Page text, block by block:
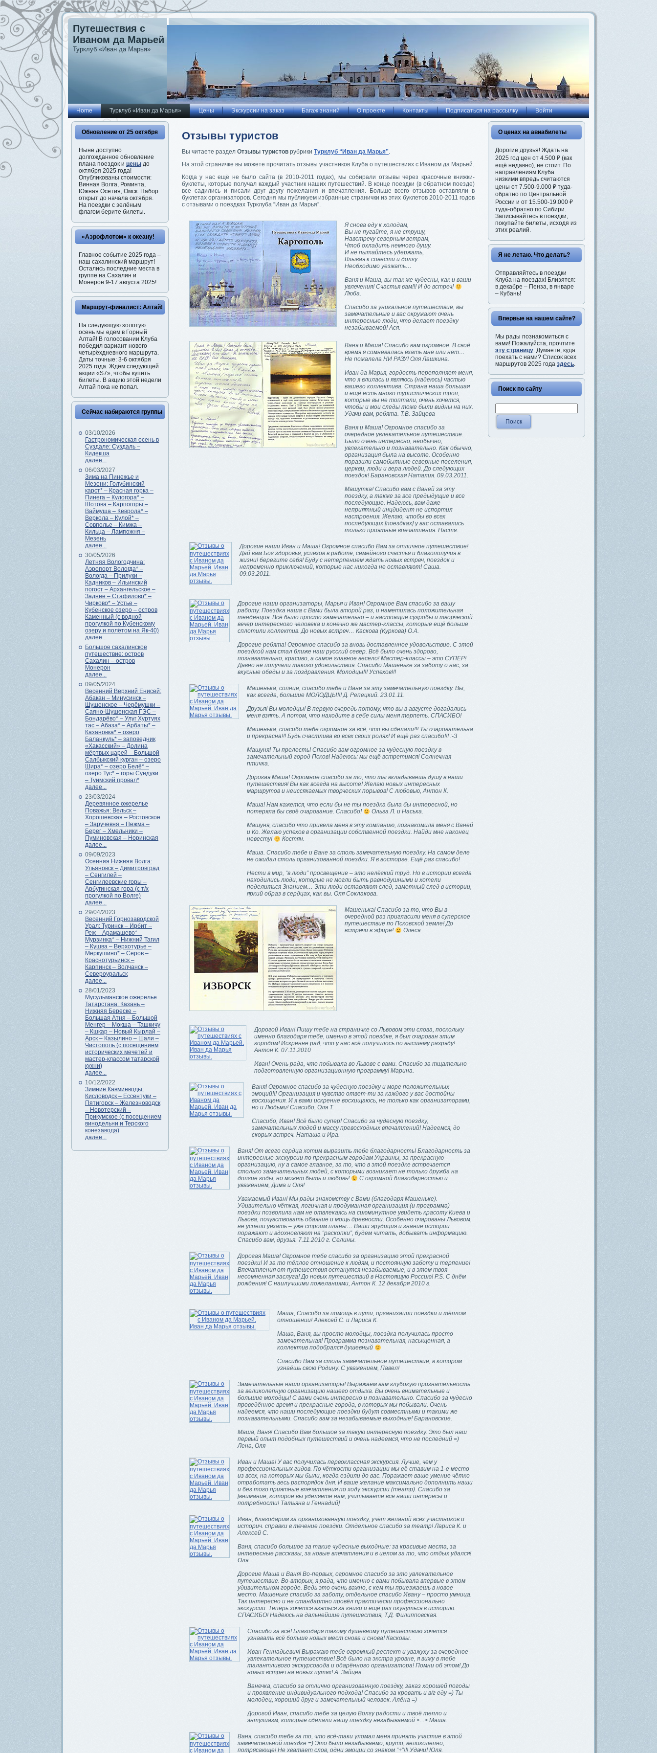
Путешествия с
Иваном да Марьей
Турклуб «Иван да Марья»
Home Турклуб «Иван да Марья» Цены Экскурсии на заказ Багаж знаний О проекте Контакты Подписаться на рассылку Войти
Обновление от 25 октября
Ныне доступно
долгожданное обновление
плана поездок и цены до
октября 2025 года!
Опубликованы стоимости:
Винная Волга, Роминта,
Южная Осетия, Омск. Набор
открыт до начала октября.
На поездки с зелёным
флагом берите билеты.
«Аэрофлотом» к океану!
Главное событие 2025 года –
наш сахалинский маршрут!
Остались последние места в
группе на Сахалин и
Монерон 9-17 августа 2025!
Маршрут-финалист: Алтай!
На следующую золотую
осень мы едем в Горный
Алтай! В голосовании Клуба
победил вариант нового
четырёхдневного маршрута.
Даты точные: 3-6 октября
2025 года. Ждём следующей
акции «S7», чтобы купить
билеты. В акцию этой недели
Алтай пока не попал.
Сейчас набираются группы
03/10/2026
Гастрономическая осень в
Суздале: Суздаль –
Кидекша
далее...
06/03/2027
Зима на Пинежье и
Мезени: Голубинский
карст* – Красная горка –
Пинега – Кулогора* –
Шотова – Карпогоры –
Ваймуша – Кеврола* –
Веркола – Кулой* –
Совполье – Кимжа –
Кильца – Лампожня –
Мезень
далее...
30/05/2026
Летняя Вологодчина:
Аэропорт Вологда* –
Вологда – Прилуки –
Кадников – Ильинский
погост – Архангельское –
Заднее – Стафилово* –
Чирково* – Устье –
Кубенское озеро – остров
Каменный (с водной
прогулкой по Кубенскому
озеру и полётом на Як-40)
далее...
Большое сахалинское
путешествие: остров
Сахалин – остров
Монерон
далее...
09/05/2024
Весенний Верхний Енисей:
Абакан – Минусинск –
Шушенское – Черёмушки –
Саяно-Шушенская ГЭС –
Бондарёво* – Улуг Хуртуях
тас – Абаза* – Арбаты* –
Казановка* – озеро
Баланкуль* – заповедник
«Хакасский» – Долина
мёртвых царей – Большой
Салбыкский курган – озеро
Шира* – озеро Белё* –
озеро Тус* – горы Сундуки
– Туимский провал*
далее...
23/03/2024
Деревянное ожерелье
Поважья: Вельск –
Хорошевская – Ростовское
– Заручевня – Пежма –
Берег – Хмельники –
Пуминовская – Норинская
далее...
09/09/2023
Осенняя Нижняя Волга:
Ульяновск – Димитровград
– Сенгилей –
Сенгилеевские горы –
Арбугинская гора (с т/х
прогулкой по Волге)
далее...
29/04/2023
Весенний Горнозаводской
Урал: Туринск – Ирбит –
Реж – Арамашево* –
Мурзинка* – Нижний Тагил
– Кушва – Верхотурье –
Меркушино* – Серов –
Краснотурьинск –
Карпинск – Волчанск –
Североуральск
далее...
28/01/2023
Мусульманское ожерелье
Татарстана: Казань –
Нижняя Береске –
Большая Атня – Большой
Менгер – Мокша – Ташкичу
– Кшкар – Новый Кырлай –
Арск – Казылино – Шали –
Чистополь (с посещением
исторических мечетей и
мастер-классом татарской
кухни)
далее...
10/12/2022
Зимние Кавминводы:
Кисловодск – Ессентуки –
Пятигорск – Железноводск
– Новотерский –
Прикумское (с посещением
винодельни и Терского
конезавода)
далее...
Отзывы туристов
Вы читаете раздел Отзывы туристов рубрики Турклуб “Иван да Марья”.
На этой страничке вы можете прочитать отзывы участников Клуба о путешествиях с Иваном да Марьей.
Когда у нас ещё не было сайта (в 2010-2011 годах), мы собирали отзывы через красочные книжки-
буклеты, которые получал каждый участник наших путешествий. В конце поездки (в обратном поезде)
все садились и писали друг другу пожелания и впечатления. Больше всего отзывов оставляли в
буклетах организаторов. Сегодня мы публикуем избранные странички из этих буклетов 2010-2011 годов
с отзывами о поездках Турклуба “Иван да Марья”.
Я снова еду к холодам,
Вы не пугайте, я не струшу,
Навстречу северным ветрам,
Чтоб охладить немного душу.
И не пытайтесь удержать,
Взывая к совести и долгу:
Необходимо уезжать…
Ваня и Маша, вы так же чудесны, как и ваши
увлечения! Счастья вам!!! И до встреч!
Люба.
Спасибо за уникальное путешествие, вы
замечательные и вас окружают очень
интересные люди, что делает поездку
незабываемой! Ася.
Ваня и Маша! Спасибо вам огромное. В своё
время я сомневалась ехать мне или нет…
Не пожалела НИ РАЗУ! Оля Лашкина.
Иван да Марья, гордость переполняет меня,
что я влилась и являюсь (надеюсь) частью
вашего коллектива. Страна наша большая
и ещё есть много туристических троп,
которые вы не топтали, очень хочется,
чтобы и мои следы тоже были видны на них.
Удачи вам, ребята. Т.В. Зайцева
Ваня и Маша! Огромное спасибо за
очередное увлекательное путешествие.
Было очень интересно, необычно,
увлекательно и познавательно. Как обычно,
организация была на высоте. Особенно
поразили самобытные северные поселения,
церкви, люди и вера людей. До следующих
поездок! Барановская Наталия. 09.03.2011.
Машутка! Спасибо вам с Ваней за эту
поездку, а также за все предыдущие и все
последующие. Надеюсь, вам даже
неприятный инцдидент не испортил
настроения. Желаю, чтобы во всех
последующих [поездках] у вас оставались
только приятные впечатления. Настя.
Дорогие наши Иван и Маша! Огромное спасибо Вам за отличное путешествие!
Дай вам Бог здоровья, успехов в работе, семейного счастья и благополучия в
жизни! берегите себя! Буду с нетерпением ждать новых встреч, поездок и
непременно приключений, которые нас никогда не оставляют! Саша.
09.03.2011.
Дорогие наши организаторы, Марья и Иван! Огромное Вам спасибо за вашу
работу. Поездка наша с Вами была второй раз, и наметилась положительная
тенденция. Всё было просто замечательно – и настоящие сугробы и творческий
вечер интересного человека и конечно же мастер-классы, которые ещё больше
сплотили коллектив. До новых встреч… Каскова (Куркова) О.А.
Дорогие ребята! Огромное спасибо за вновь доставленное удовольствие. С этой
поездкой нам стал ближе наш русский север. Всё было очень здорово,
познавательно, красиво, а самое главное весело! Мастер-классы – это СУПЕР!
Давно не получали такого удовольствия. Спасибо Машеньке за заботу о нас, за
вкусные обеды и за поздравления. Молодцы!!! Успехов!!!
Машенька, солнце, спасибо тебе и Ване за эту замечательную поездку. Вы,
как всегда, большие МОЛОДЦЫ!!! Д. Репецкий. 23.01.11.
Друзья! Вы молодцы! В первую очередь потому, что вы в августе догадались
меня взять. А потом, что находите в себе силы меня терпеть. СПАСИБО!
Машенька, спасибо тебе огромное за всё, что вы сделали!!! Ты очаровательна
и прекрасна!!! Будь счастлива во всех своих ролях! И ещё раз спасибо!!! :-З
Машуня! Ты прелесть! Спасибо вам огромное за чудесную поездку в
замечательный город Псков! Надеюсь: мы ещё встретимся! Солнечная
птичка.
Дорогая Маша! Огромное спасибо за то, что ты вкладываешь душу в наши
путешествия! Вы как всегда на высоте! Желаю новых интересных
маршрутов и неиссякаемых творческих порывов! С любовью, Антон К.
Маша! Нам кажется, что если бы не ты поездка была бы интересной, но
потеряла бы своё очарование. Спасибо!
Ольга Л. и Наська.
Машуня, спасибо что привела меня в эту компанию, познакомила меня с Ваней
и Ко. Желаю успехов в организации собственной поездки. Найди мне наконец
невесту!
Костян.
Маша. Спасибо тебе и Ване за столь замечательную поездку. На самом деле
не ожидал столь организованной поездки. Я в восторге. Ещё раз спасибо!
Нести в мир, “в люди” просвещение – это нелёгкий труд. Но в истории всегда
находились люди, которые не могли быть равнодушными и хотели
поделиться Знанием… Эти люди оставляют след, заметный след в истории,
яркий образ в сердцах, как вы. Оля Соклакова.
Машенька! Спасибо за то, что Вы в
очередной раз пригласили меня в суперское
путешествие по Псковской земле! До
встречи в эфире!
Олеся.
Дорогой Иван! Пишу тебе на страничке со Львовом эти слова, поскольку
именно благодаря тебе, именно в этой поездке, я был очарован этим
городом! Искренне рад, что у нас всё получилось по высшему разряду!
Антон К. 07.11.2010
Иван! Очень рада, что побывала во Львове с вами. Спасибо за тщательно
подготовленную организационную программу! Марина.
Ваня! Огромное спасибо за чудесную поездку и море положительных
эмоций!!! Организация и чувство ответ-ти за каждого у вас достойны
восхищения. И я вами искренне восхищаюсь, не только как организаторами,
но и Людьми! Спасибо, Оля Т.
Спасибо, Иван! Всё было супер! Спасибо за чудесную поездку,
замечательных людей и массу превосходных впечатлений! Надеемся, до
скорых встреч. Наташа и Ира.
Ваня! От всего сердца хотим выразить тебе благодарность! Благодарность за
интересные экскурсии по прекрасным городам Украины, за прекрасную
организацию, ну а самое главное, за то, что в этой поездке встречается
столько замечательных людей, с которыми возникает не только дружба на
долгие годы, но может быть и любовь!
C огромной благодарностью и
уважением, Дима и Оля!
Уважаемый Иван! Мы рады знакомству с Вами (благодаря Машеньке).
Удивительно чёткая, логичная и продуманная организация (и программа)
поездки позволила нам не отвлекаясь на сиюминутное увидеть красоту Киева и
Львова, почувствовать обаяние и мощь древности. Особенно очарованы Львовом,
не успели уехать – уже строим планы… Ваши эрудиция и знание истории
поражают и вдохновляют на “раскопки”, будем читать, добывать информацию.
Спасибо вам, друзья. 7.11.2010 г. Селины.
Дорогая Маша! Огромное тебе спасибо за организацию этой прекрасной
поездки! И за то тёплое отношение к людям, и постоянную заботу и терпение!
Впечатления от путешествия останутся незабываемые, и в этом твоя
несомненная заслуга! До новых путешествий в Настоящую Россию! P.S. C днём
рождения! С наилучшими пожеланиями, Антон К. 12 декабря 2010 г.
Маша, Спасибо за помощь в пути, организации поездки и тёплом
отношении! Алексей С. и Лариса К.
Маша, Ваня, вы просто молодцы, поездка получилась просто
замечательная! Программа познавательная, насыщенная, а
коллектив подобрался душевный
Спасибо Вам за столь замечательное путешествие, в котором
узнаёшь свою Родину. С уважением, Павел!
Замечательные наши организаторы! Выражаем вам глубокую признательность
за великолепную организацию нашего отдыха. Вы очень внимательные и
большие молодцы! С вами очень интересно и познавательно. Спасибо за чудесно
проведённое время и прекрасные города, в которых мы побывали. Очень
надеемся, что наши последующие поездки будут совместными и такими же
познавательными. Спасибо вам за незабываемые выходные! Барановские.
Маша, Ваня! Спасибо Вам большое за такую интересную поездку. Это был наш
первый опыт подобных путешествий и очень надеемся, что не последний =)
Лена, Оля
Иван и Маша! У вас получилась первоклассная экскурсия. Лучше, чем у
профессиональных гидов. По чёткости организации мы её ставим на 1-е место
из всех, на которых мы были, когда ездили до вас. Поражает ваше умение чётко
отработать весь распорядок дня. И ваше желание максимально дополнить наши
и без того приятные впечатления по ходу экскурсии (театр). Спасибо за
[внимание, которое вы уделяете нам, учитываете все наши интересы и
потребности! Татьяна и Геннадий]
Иван, благодарим за организованную поездку, учёт желаний всех участников и
историч. справки в течение поездки. Отдельное спасибо за театр! Лариса К. и
Алексей С.
Ваня, спасибо большое за такие чудесные выходные: за красивые места, за
интересные рассказы, за новые впечатления и в целом за то, что отдых удался!
Оля.
Дорогие Маша и Ваня! Во-первых, огромное спасибо за это увлекательное
путешествие. Во-вторых, я рада, что именно с вами побывала впервые в этом
удивительном городе. Ведь это очень важно, с кем ты приезжаешь в новое
место. Машеньке спасибо за заботу, отдельное спасибо Ивану – просто умница.
Так интересно и не стандартно провёл практически профессионально
экскурсии. Теперь хочется взяться за книги и ещё раз окунуться в историю.
СПАСИБО! Надеюсь на дальнейшие путешествия, Т.Д. Филипповская.
Спасибо за всё! Благодаря такому душевному путешествию хочется
узнавать всё больше новых мест снова и снова! Касковы.
Иван Геннадьевич! Выражаю тебе огромный респект и уважуху за очередное
увлекательное путешествие! Всё было на экстра уровне, я вижу в тебе
талантливого экскурсовода и одарённого организатора! Помни об этом! До
новых встреч на новых путях! А. Зайцев.
Ванечка, спасибо за отлично организованную поездку, заказ хорошей погоды
и проявление индивидуального подхода! Спасибо за кровать и в/г еду =) Ты
молодец, хороший друг и замечательный человек. Алёна =)
Дорогой Иван, спасибо тебе за целую Волгу радости и твоё тепло и
энтузиазм, которые сделали нашу поездку незабываемой <...> Маша.
Ваня, спасибо тебе за то, что всё-таки уломал меня принять участие в этой
замечательной поездке =) Это было незабываемо, круто, великолепно,
потрясающе! Не хватает слов, одни эмоции со знаком “+”!!! Удачи! Юля.
О ценах на авиабилеты
Дорогие друзья! Ждать на
2025 год цен от 4.500 ₽ (как
ещё недавно), не стоит. По
направлениям Клуба
низкими впредь считаются
цены от 7.500-9.000 ₽ туда-
обратно по Центральной
России и от 15.500-19.000 ₽
туда-обратно по Сибири.
Записывайтесь в поездки,
покупайте билеты, исходя из
этих реалий.
Я не летаю. Что делать?
Отправляйтесь в поездки
Клуба на поездах! Близятся:
в декабре – Пенза, в январе
– Кубань!
Впервые на нашем сайте?
Мы рады познакомиться с
вами! Пожалуйста, прочтите
эту страницу. Думаете, куда
поехать с нами? Список всех
маршрутов 2025 года здесь.
Поиск по сайту